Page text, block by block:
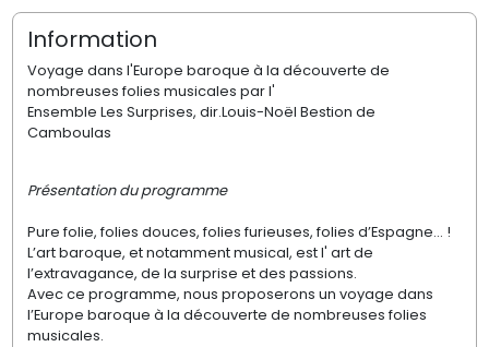
Information
Voyage dans l'Europe baroque à la découverte de
nombreuses folies musicales par l'
Ensemble Les Surprises, dir.Louis-Noël Bestion de
Camboulas
Présentation du programme
Pure folie, folies douces, folies furieuses, folies d’Espagne… !
L’art baroque, et notamment musical, est l' art de
l’extravagance, de la surprise et des passions.
Avec ce programme, nous proposerons un voyage dans
l’Europe baroque à la découverte de nombreuses folies
musicales.